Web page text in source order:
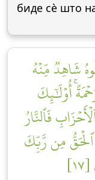
биде сè што
شَاهِدٞ مِّنۡهُ
أُوْلَٰٓئِكَ
فَٱلنَّارُ
ٱلۡحَقُّ مِن رَّبِّكَ